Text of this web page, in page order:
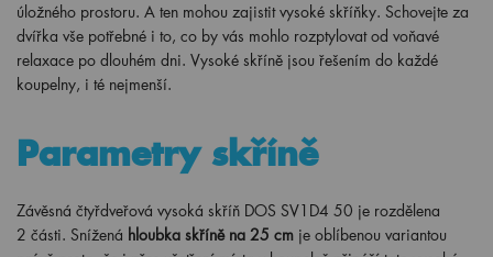
úložného prostoru. A ten mohou zajistit vysoké skříňky. Schovejte za
dvířka vše potřebné i to, co by vás mohlo rozptylovat od voňavé
relaxace po dlouhém dni. Vysoké skříně jsou řešením do každé
koupelny, i té nejmenší.
Parametry skříně
Závěsná čtyřdveřová vysoká skříň DOS SV1D4 50 je rozdělena
2 části. Snížená hloubka skříně na 25 cm je oblíbenou variantou